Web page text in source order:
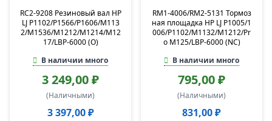
RC2-9208 Резиновый вал HP
LJ P1102/P1566/P1606/M113
2/M1536/M1212/M1214/M12
17/LBP-6000 (O)
В наличии много
3 249,00 ₽
(Наличными)
3 397,00 ₽
RM1-4006/RM2-5131 Тормоз
ная площадка HP LJ P1005/1
006/P1102/M1132/M1212/Pr
o M125/LBP-6000 (NC)
В наличии много
795,00 ₽
(Наличными)
831,00 ₽